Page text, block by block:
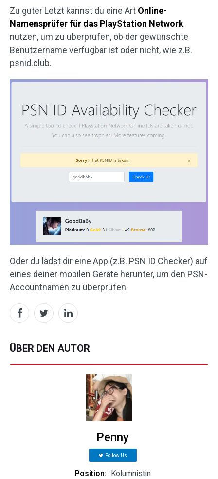
Zu guter Letzt kannst du eine Art Online-
Namensprüfer für das PlayStation Network
nutzen, um zu überprüfen, ob der gewünschte
Benutzername verfügbar ist oder nicht, wie z.B.
psnid.club.
Oder du lädst dir eine App (z.B. PSN ID Checker) auf
eines deiner mobilen Geräte herunter, um den PSN-
Accountnamen zu überprüfen.
ÜBER DEN AUTOR
Penny
Follow Us
Position: Kolumnistin